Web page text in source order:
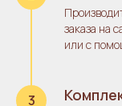
заказа на
или с